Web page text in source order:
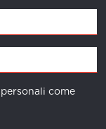
come